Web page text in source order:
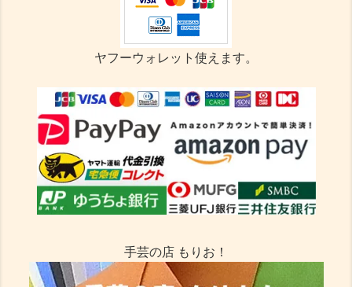
ヤフーウォレット使えます。
手芸の店 もりお！